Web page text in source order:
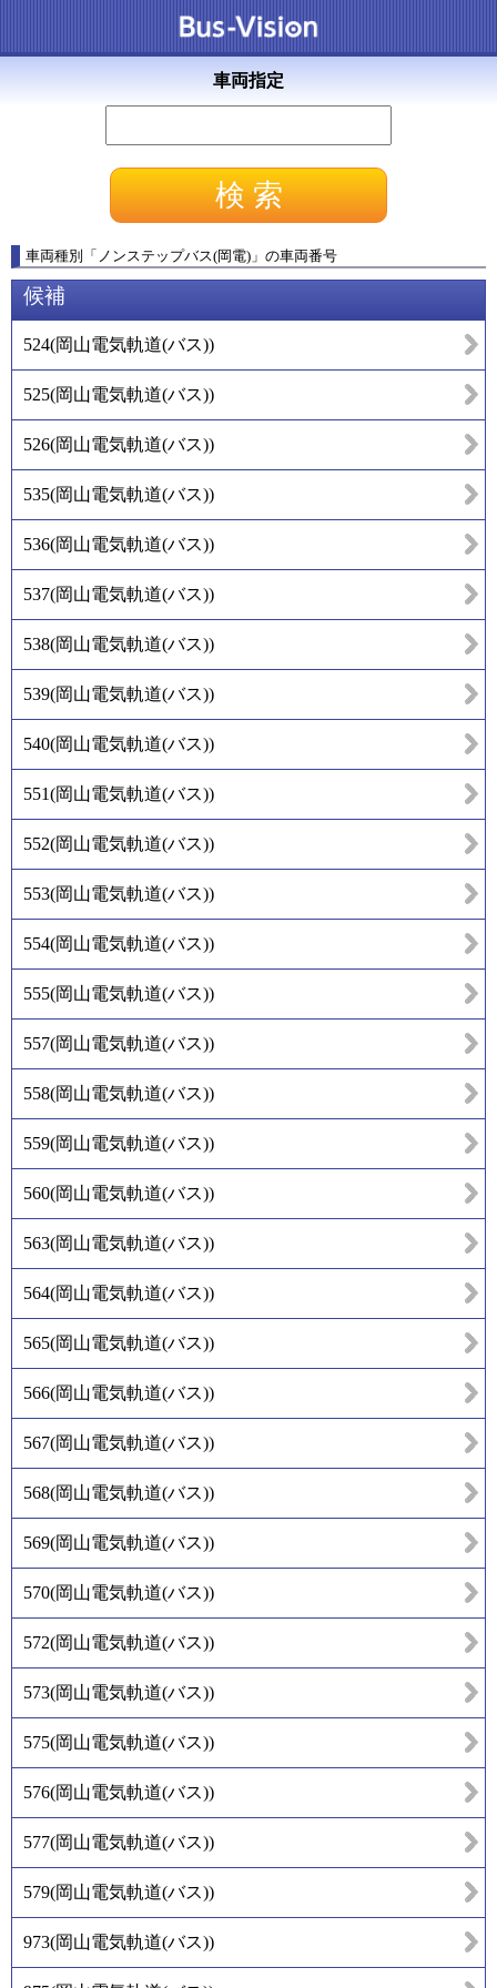
車両指定
車両種別 「 ノンステップバス(岡電) 」 の車両番号
候補
524(岡山電気軌道(バス))
525(岡山電気軌道(バス))
526(岡山電気軌道(バス))
535(岡山電気軌道(バス))
536(岡山電気軌道(バス))
537(岡山電気軌道(バス))
538(岡山電気軌道(バス))
539(岡山電気軌道(バス))
540(岡山電気軌道(バス))
551(岡山電気軌道(バス))
552(岡山電気軌道(バス))
553(岡山電気軌道(バス))
554(岡山電気軌道(バス))
555(岡山電気軌道(バス))
557(岡山電気軌道(バス))
558(岡山電気軌道(バス))
559(岡山電気軌道(バス))
560(岡山電気軌道(バス))
563(岡山電気軌道(バス))
564(岡山電気軌道(バス))
565(岡山電気軌道(バス))
566(岡山電気軌道(バス))
567(岡山電気軌道(バス))
568(岡山電気軌道(バス))
569(岡山電気軌道(バス))
570(岡山電気軌道(バス))
572(岡山電気軌道(バス))
573(岡山電気軌道(バス))
575(岡山電気軌道(バス))
576(岡山電気軌道(バス))
577(岡山電気軌道(バス))
579(岡山電気軌道(バス))
973(岡山電気軌道(バス))